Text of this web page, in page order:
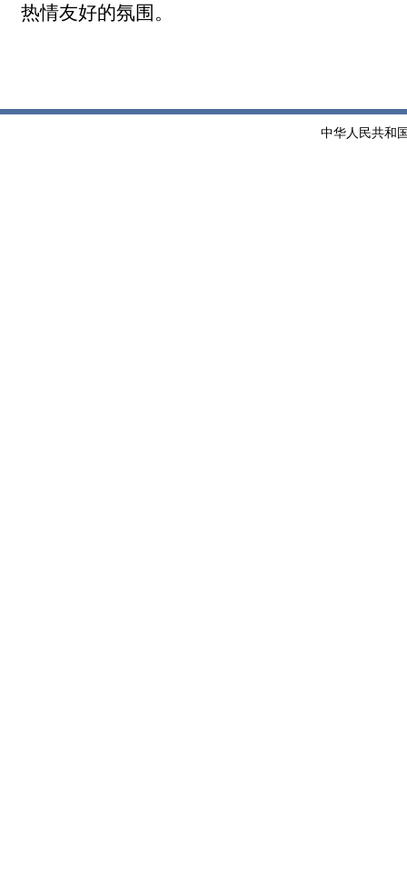
热情友好的氛围。
中华人民共和